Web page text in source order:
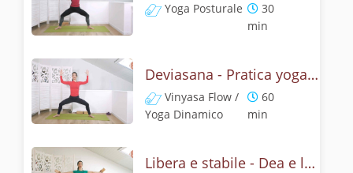
Yoga Posturale
30
min
Deviasana - Pratica yoga con la tecnica della posizione della Dea
Vinyasa Flow /
Yoga Dinamico
60
min
Libera e stabile - Dea e leone